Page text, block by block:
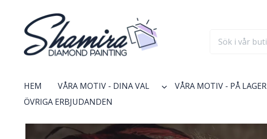
HEM VÅRA MOTIV - DINA VAL VÅRA MOTIV - PÅ LAGER
ÖVRIGA ERBJUDANDEN